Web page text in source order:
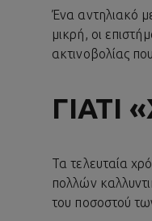
Ένα αντηλιακό
μικρή, οι
ακτινοβολίας
ΓΙΑΤΊ
Τα τελευταία
πολλών
του ποσοστού